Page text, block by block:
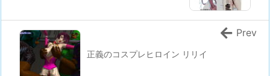
正義のコスプレヒロイン リリイ
Prev